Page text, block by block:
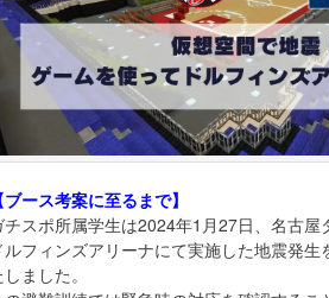
ブース考案に至るまで】
チスポ所属学生は2024年1月27日、名古屋
ルフィンズアリーナにて実施した地震発
ました。